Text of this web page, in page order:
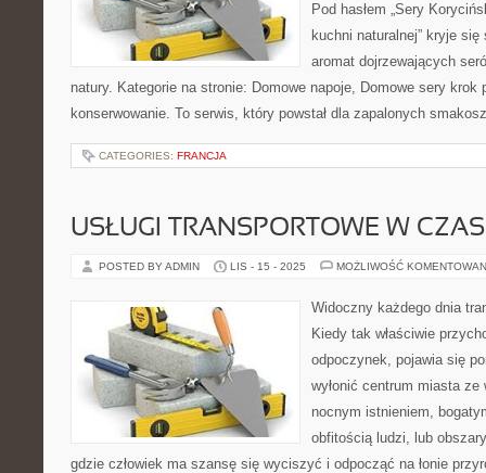
Pod hasłem „Sery
kuchni naturalnej” kryje
aromat dojrzewających
natury. Kategorie na stronie: Domowe napoje, Domowe sery krok
konserwowanie. To serwis, który powstał dla zapalonych
CATEGORIES: FRANCJA
USŁUGI TRANSPORTOWE W
POSTED BY ADMIN LIS - 15 - 2025 MOŻLIWOŚĆ
Widoczny każdego dnia
Kiedy tak właściwie
odpoczynek, pojawia się
wyłonić centrum miasta
nocnym istnieniem,
obfitością ludzi, lub
gdzie człowiek ma szansę się wyciszyć i odpocząć na łonie